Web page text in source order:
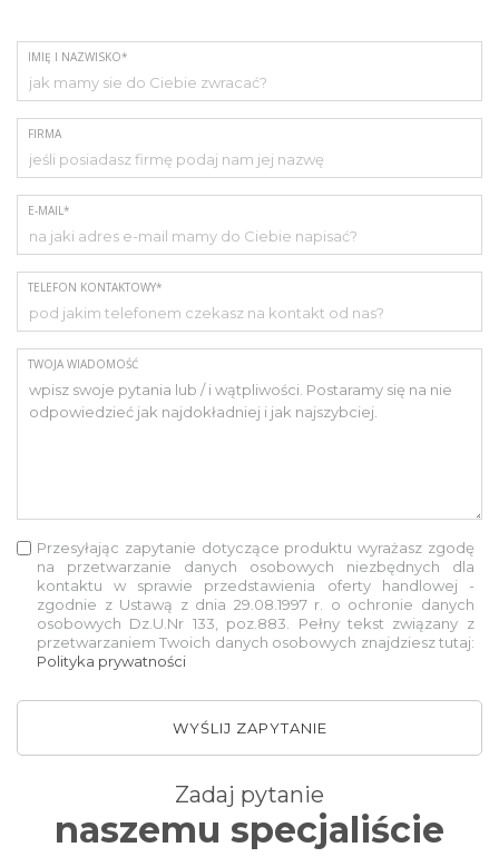
IMIĘ I NAZWISKO*
FIRMA
E-MAIL*
TELEFON KONTAKTOWY*
TWOJA WIADOMOŚĆ
Przesyłając zapytanie dotyczące produktu wyrażasz zgodę
na przetwarzanie danych osobowych niezbędnych dla
kontaktu w sprawie przedstawienia oferty handlowej -
zgodnie z Ustawą z dnia 29.08.1997 r. o ochronie danych
osobowych Dz.U.Nr 133, poz.883. Pełny tekst związany z
przetwarzaniem Twoich danych osobowych znajdziesz tutaj:
Polityka prywatności
WYŚLIJ ZAPYTANIE
Zadaj pytanie
naszemu specjaliście